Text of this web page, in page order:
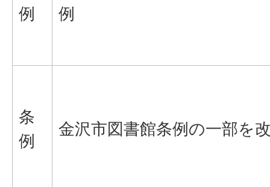
例
例
条
例
金沢市図書館条例の一部を